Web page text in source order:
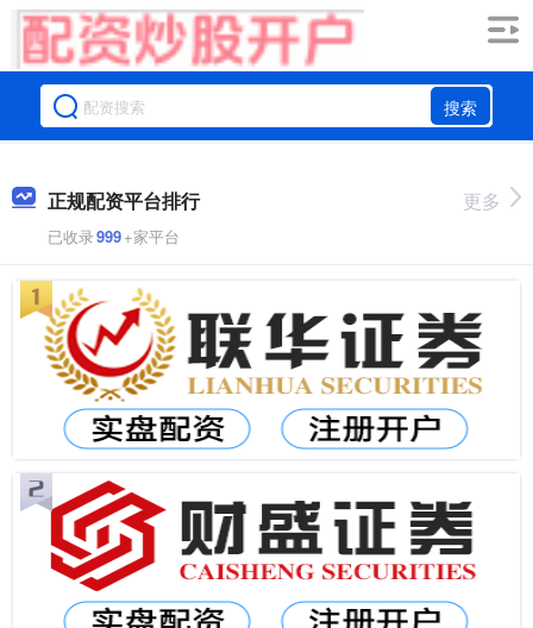
搜索
正规配资平台排行
已收录999+家平台
更多